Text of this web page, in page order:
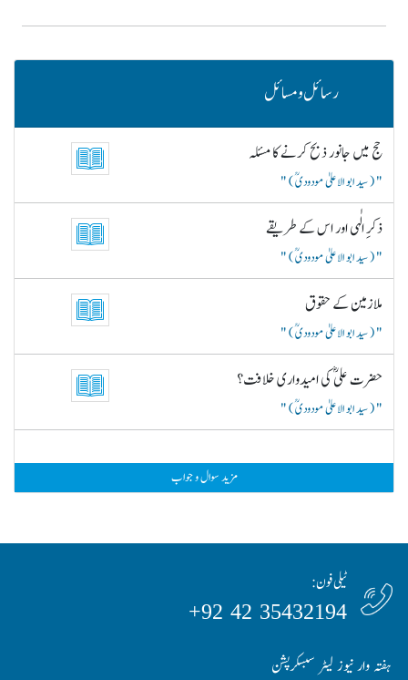
رسائل و مسائل
حج میں جانور ذبح کرنے کا مسئلہ
( سید ابو الاعلیٰ مودودیؒ )
ذکرِ الٰہی اور اس کے طریقے
( سید ابو الاعلیٰ مودودیؒ )
ملازمین کے حقوق
( سید ابو الاعلیٰ مودودیؒ )
حضرت علیؓ کی امیدواری خلافت؟
( سید ابو الاعلیٰ مودودیؒ )
مزید سوال و جواب
ٹیلی فون:
35432194 42 92+
ہفتہ وار نیوز لیٹر سبسکرپشن